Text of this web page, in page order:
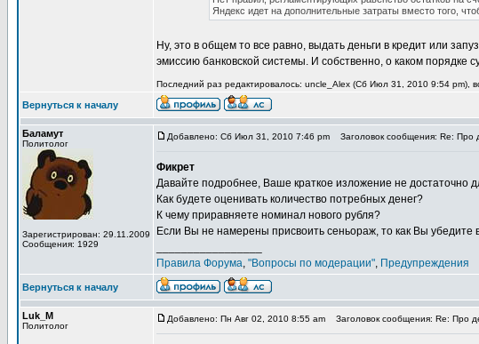
Яндекс идет на дополнительные затраты вместо того,
Ну, это в общем то все равно, выдать деньги в кредит или
эмиссию банковской системы. И собственно, о каком порядке
Последний раз редактировалось: uncle_Alex (Сб Июл 31, 2010 9:54 pm),
Вернуться к началу
Баламут
Политолог
Зарегистрирован: 29.11.2009
Сообщения: 1929
Добавлено: Сб Июл 31, 2010 7:46 pm Заголовок сообщения: Re: Про
Фикрет
Давайте подробнее, Ваше краткое изложение не достаточно
Как будете оценивать количество потребных денег?
К чему приравняете номинал нового рубля?
Если Вы не намерены присвоить сеньораж, то как Вы убедите
Правила Форума, "Вопросы по модерации", Предупреждения
Вернуться к началу
Luk_M
Политолог
Добавлено: Пн Авг 02, 2010 8:55 am Заголовок сообщения: Re: Про